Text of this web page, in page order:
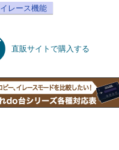
イレース機能
直販サイトで購入する